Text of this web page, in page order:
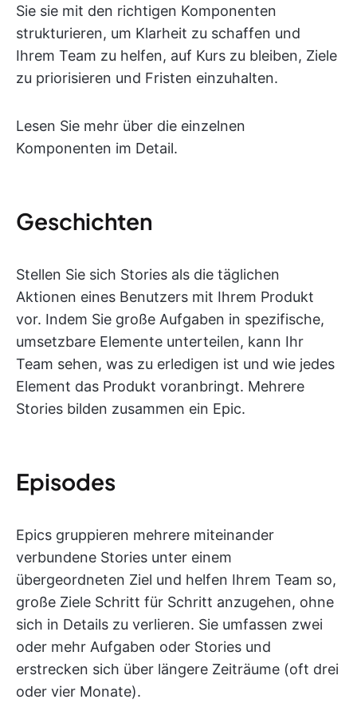
Sie sie mit den richtigen Komponenten
strukturieren, um Klarheit zu schaffen und
Ihrem Team zu helfen, auf Kurs zu bleiben, Ziele
zu priorisieren und Fristen einzuhalten.
Lesen Sie mehr über die einzelnen
Komponenten im Detail.
Geschichten
Stellen Sie sich Stories als die täglichen
Aktionen eines Benutzers mit Ihrem Produkt
vor. Indem Sie große Aufgaben in spezifische,
umsetzbare Elemente unterteilen, kann Ihr
Team sehen, was zu erledigen ist und wie jedes
Element das Produkt voranbringt. Mehrere
Stories bilden zusammen ein Epic.
Episodes
Epics gruppieren mehrere miteinander
verbundene Stories unter einem
übergeordneten Ziel und helfen Ihrem Team so,
große Ziele Schritt für Schritt anzugehen, ohne
sich in Details zu verlieren. Sie umfassen zwei
oder mehr Aufgaben oder Stories und
erstrecken sich über längere Zeiträume (oft drei
oder vier Monate).